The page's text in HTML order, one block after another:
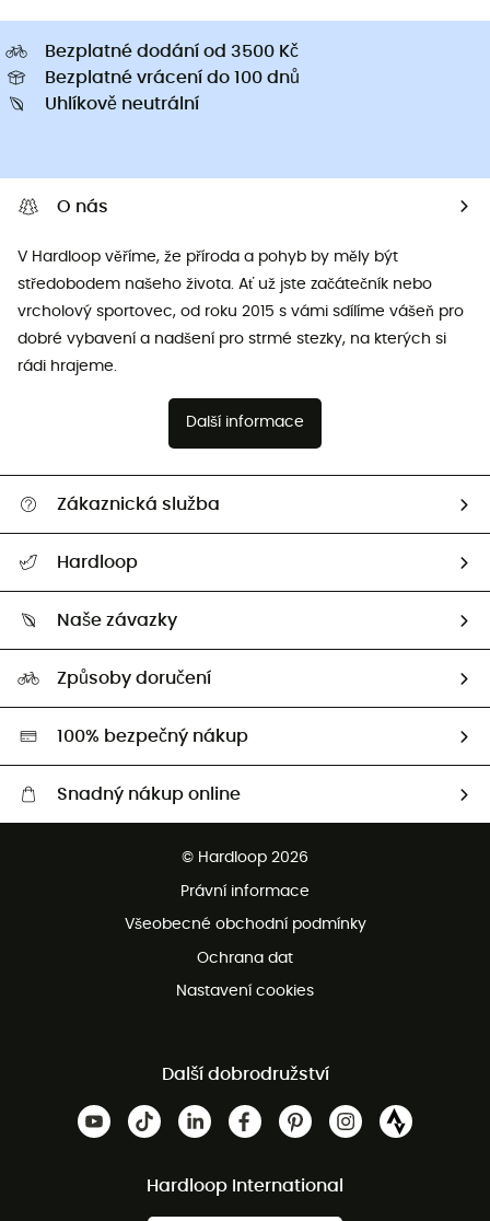
Bezplatné dodání od 3500 Kč
Bezplatné vrácení do 100 dnů
Uhlíkově neutrální
O nás
V Hardloop věříme, že příroda a pohyb by měly být
středobodem našeho života. Ať už jste začátečník nebo
vrcholový sportovec, od roku 2015 s vámi sdílíme vášeň pro
dobré vybavení a nadšení pro strmé stezky, na kterých si
rádi hrajeme.
Další informace
Zákaznická služba
Vrácení zboží a peněz
Hardloop
Naši Ambasadoři
Naše závazky
Second hand
HardGreen
Způsoby doručení
100% bezpečný nákup
Snadný nákup online
Bezplatné vrácení do 100 dnů
Bezplatná zákaznická služba
© Hardloop 2026
Právní informace
Všeobecné obchodní podmínky
Ochrana dat
Nastavení cookies
Další dobrodružství
Hardloop International